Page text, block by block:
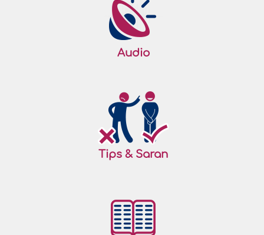
Audio
Tips & Saran